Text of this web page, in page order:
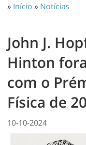
» Início » Notícias
John J.
Hinton
com o
Física de
10-10-2024